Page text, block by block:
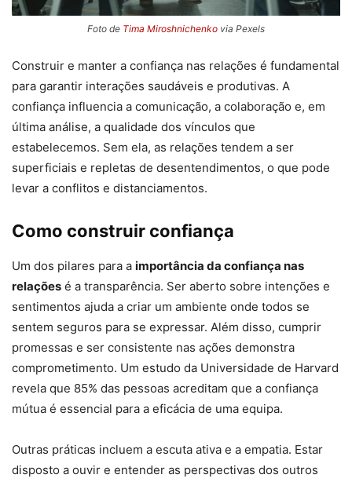
Foto de Tima Miroshnichenko via Pexels
Construir e manter a confiança nas relações é fundamental
para garantir interações saudáveis e produtivas. A
confiança influencia a comunicação, a colaboração e, em
última análise, a qualidade dos vínculos que
estabelecemos. Sem ela, as relações tendem a ser
superficiais e repletas de desentendimentos, o que pode
levar a conflitos e distanciamentos.
Como construir confiança
Um dos pilares para a importância da confiança nas
relações é a transparência. Ser aberto sobre intenções e
sentimentos ajuda a criar um ambiente onde todos se
sentem seguros para se expressar. Além disso, cumprir
promessas e ser consistente nas ações demonstra
comprometimento. Um estudo da Universidade de Harvard
revela que 85% das pessoas acreditam que a confiança
mútua é essencial para a eficácia de uma equipa.
Outras práticas incluem a escuta ativa e a empatia. Estar
disposto a ouvir e entender as perspectivas dos outros